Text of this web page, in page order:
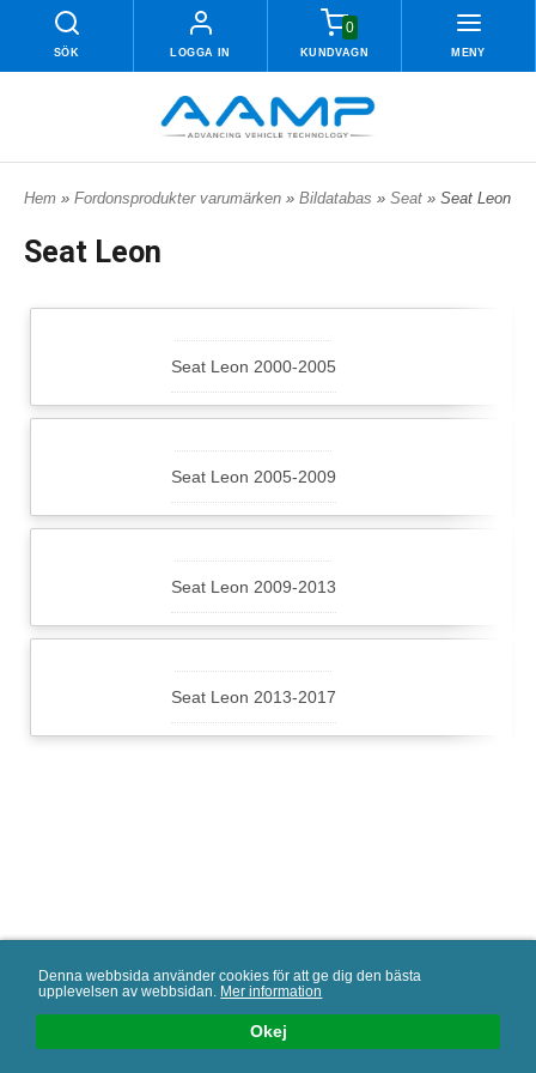
Okej
Denna webbsida använder cookies för att ge dig den bästa
upplevelsen av webbsidan. Mer information
SÖK LOGGA IN
0
KUNDVAGN MENY
Hem » Fordonsprodukter varumärken » Bildatabas » Seat » Seat Leon
Seat Leon
Seat Leon 2000-2005
Seat Leon 2005-2009
Seat Leon 2009-2013
Seat Leon 2013-2017
Följ oss